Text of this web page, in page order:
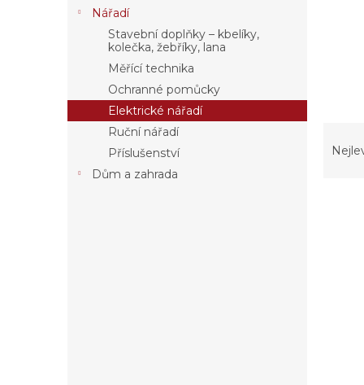
Nářadí
Stavební doplňky – kbelíky,
kolečka, žebříky, lana
Měřící technika
Ochranné pomůcky
Elektrické nářadí
Ruční nářadí
Příslušenství
Dům a zahrada